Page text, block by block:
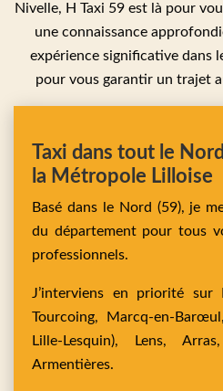
Nivelle, H Taxi 59 est là pour
une connaissance
expérience significative dans
pour vous garantir un trajet
Taxi dans tout le
la Métropole Lilloise
Basé dans le Nord (59), je
du département pour tous
professionnels.
J’interviens en priorité sur
Tourcoing,
Marcq-en-
Lille-Lesquin), Lens,
Armentières.